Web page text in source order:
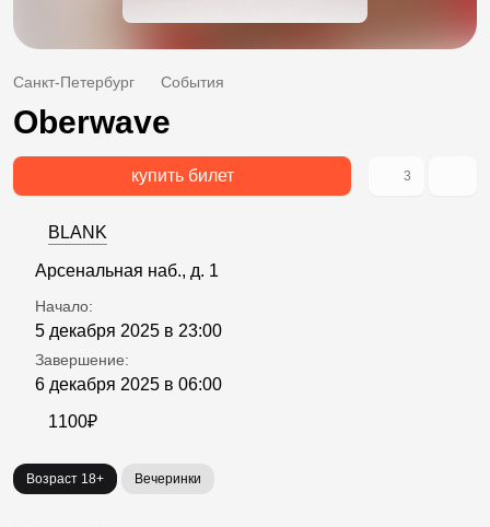
Санкт-Петербург События
Oberwave
купить билет 3
BLANK
Арсенальная наб., д. 1
Начало:
5 декабря 2025 в 23:00
Завершение:
6 декабря 2025 в 06:00
1100₽
Возраст 18+ Вечеринки